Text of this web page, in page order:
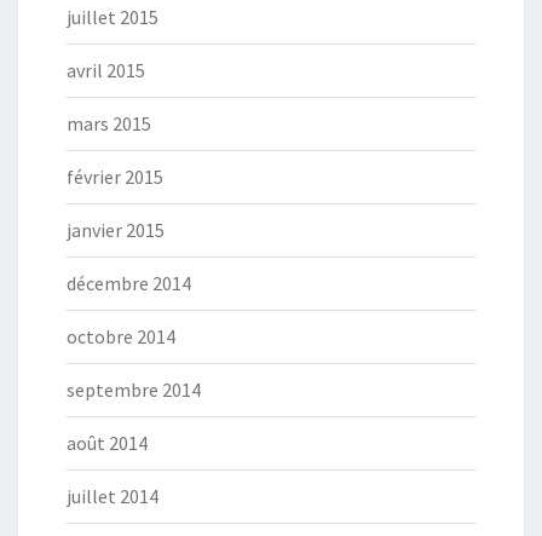
juillet 2015
avril 2015
mars 2015
février 2015
janvier 2015
décembre 2014
octobre 2014
septembre 2014
août 2014
juillet 2014